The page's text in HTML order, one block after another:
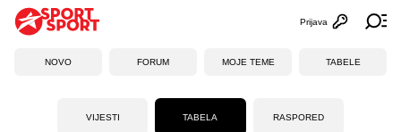
Otvori
Prijava
NOVO FORUM MOJE TEME TABELE
VIJESTI TABELA RASPORED